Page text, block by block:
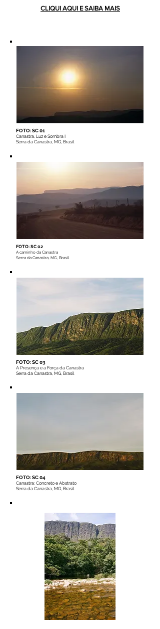
CLIQUI AQUI E SAIBA MAIS
FOTO: SC 01
Canastra, Luz e Sombra I
Serra da Canastra, MG, Brasil
FOTO: SC 02
A caminho da Canastra
Serra da Canastra, MG, Brasil
FOTO: SC 03
A Presença e a Força da Canastra
Serra da Canastra, MG, Brasil
FOTO: SC 04
Canastra: Concreto e Abstrato
Serra da Canastra, MG, Brasil